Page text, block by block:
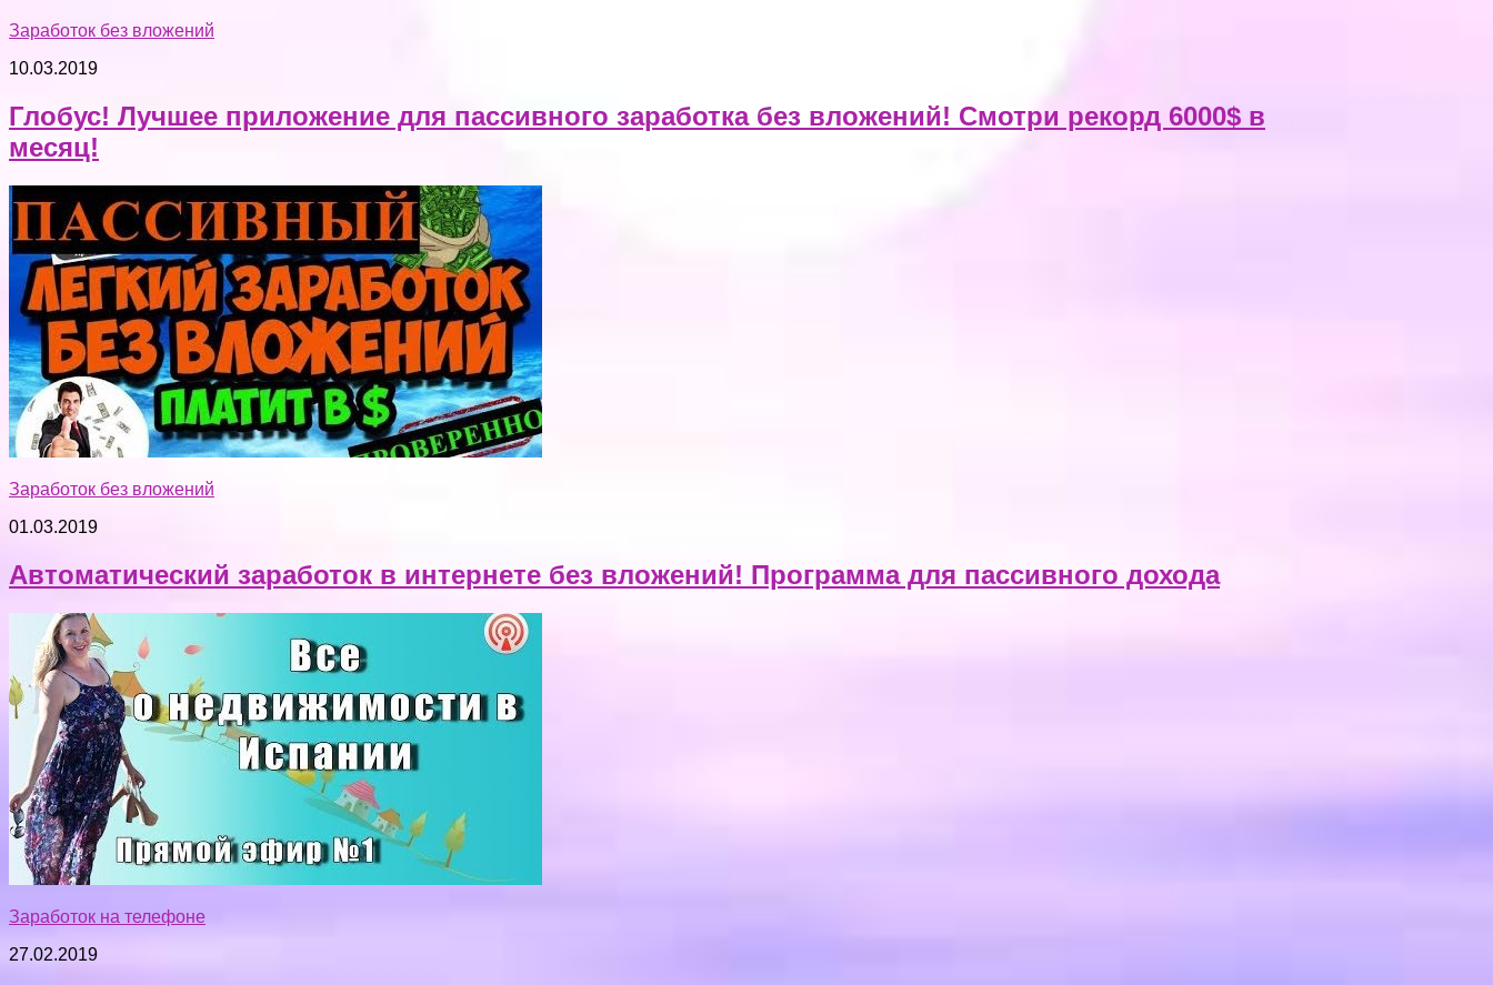
Заработок без вложений
10.03.2019
Глобус! Лучшее приложение для пассивного заработка без вложений! Смотри рекорд 6000$ в
месяц!
Заработок без вложений
01.03.2019
Автоматический заработок в интернете без вложений! Программа для пассивного дохода
Заработок на телефоне
27.02.2019